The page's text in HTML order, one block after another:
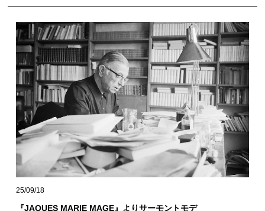
25/09/18
『JAQUES MARIE MAGE』よりサーモントモデ